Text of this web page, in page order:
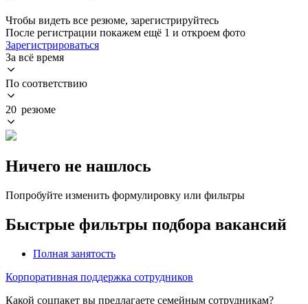
Чтобы видеть все резюме, зарегистрируйтесь
После регистрации покажем ещё 1 и откроем фото
Зарегистрироваться
За всё время
По соответствию
20 резюме
Ничего не нашлось
Попробуйте изменить формулировку или фильтры
Быстрые фильтры подбора вакансий
Полная занятость
Корпоративная поддержка сотрудников
Какой соцпакет вы предлагаете семейным сотрудникам?